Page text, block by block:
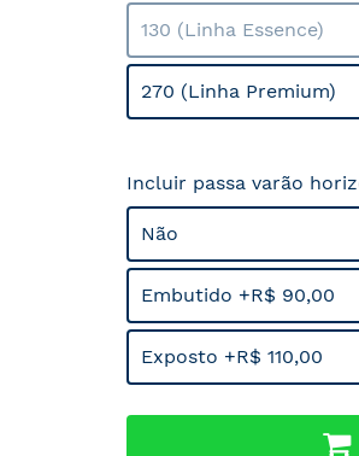
130 (Linha Essence)
270 (Linha Premium)
Incluir passa varão
Não
Embutido +R$ 90,00
Exposto +R$ 110,00